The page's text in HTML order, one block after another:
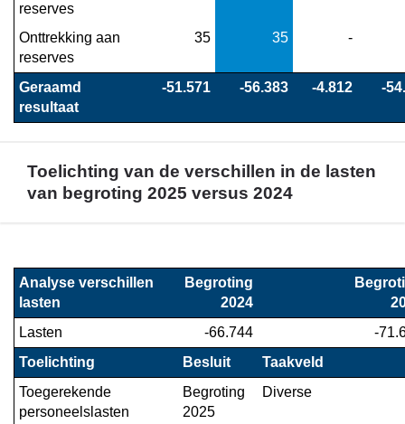
reserves
Onttrekking aan
reserves
35 35 -
Geraamd
resultaat
-51.571 -56.383 -4.812 -
Toelichting van de verschillen in de lasten
van begroting 2025 versus 2024
naar
navigatie
Financieel
overzicht
programma
Analyse verschillen
lasten
Begroting
2024
Lasten
-66.744
-
Toelichting
Besluit
Taakveld
Toegerekende
personeelslasten
Begroting
2025
Diverse